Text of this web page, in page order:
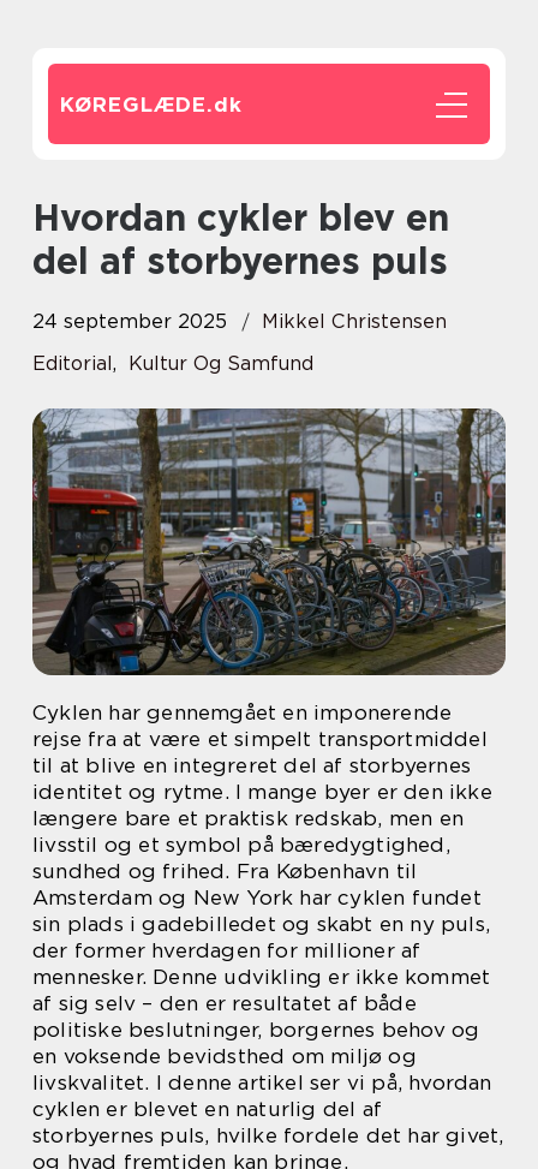
KØREGLÆDE.dk
Hvordan cykler blev en
del af storbyernes puls
24 september 2025
Mikkel Christensen
Editorial, Kultur Og Samfund
Cyklen har gennemgået en imponerende
rejse fra at være et simpelt transportmiddel
til at blive en integreret del af storbyernes
identitet og rytme. I mange byer er den ikke
længere bare et praktisk redskab, men en
livsstil og et symbol på bæredygtighed,
sundhed og frihed. Fra København til
Amsterdam og New York har cyklen fundet
sin plads i gadebilledet og skabt en ny puls,
der former hverdagen for millioner af
mennesker. Denne udvikling er ikke kommet
af sig selv – den er resultatet af både
politiske beslutninger, borgernes behov og
en voksende bevidsthed om miljø og
livskvalitet. I denne artikel ser vi på, hvordan
cyklen er blevet en naturlig del af
storbyernes puls, hvilke fordele det har givet,
og hvad fremtiden kan bringe.